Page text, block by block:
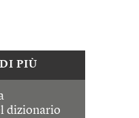
PIÙ
dizionario